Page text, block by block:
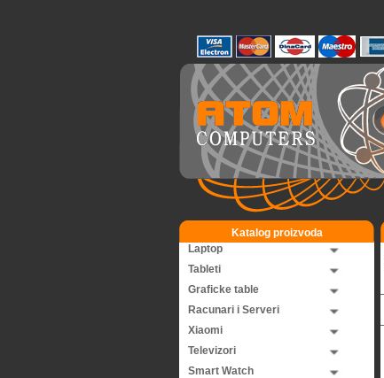
Katalog proizvoda
Laptop
Tableti
Graficke table
Racunari i Serveri
Xiaomi
Televizori
Smart Watch